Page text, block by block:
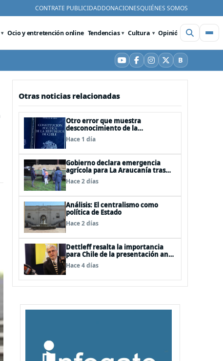
CONTRATE PUBLICIDADDONACIONESQUIÉNES SOMOS
Ocio y entretención online Tendencias Cultura Opinión Videos
YouTube
Facebook
Instagram
X BBluesky
Otras noticias relacionadas
Otro error que muestra
desconocimiento de la
Constitución: Artículo 1 consagra
resguardar la seguridad nacional y
Hace 1 día
Gobierno declara emergencia
agrícola para La Araucanía tras
desastres por pasos de sistemas
frontales
Hace 2 días
Análisis: El centralismo como
política de Estado
Hace 2 días
Dettleff resalta la importancia
para Chile de la presentación ante
la ONU de la Plataforma
Continental Extendida del
Hace 4 días